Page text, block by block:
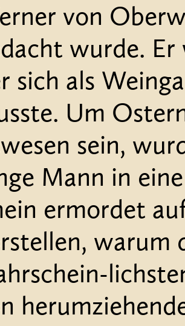
von
wurde. Er
sich als
Um
sein,
Mann in
ermordet
warum